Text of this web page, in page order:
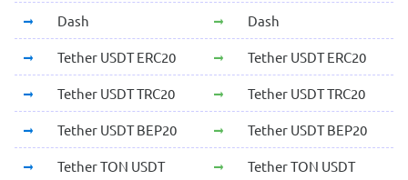
Dash Dash
Tether USDT ERC20 Tether USDT ERC20
Tether USDT TRC20 Tether USDT TRC20
Tether USDT BEP20 Tether USDT BEP20
Tether TON USDT Tether TON USDT